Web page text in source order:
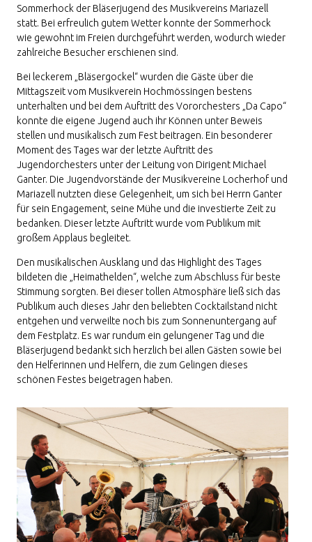
Sommerhock der Bläserjugend des Musikvereins Mariazell
statt. Bei erfreulich gutem Wetter konnte der Sommerhock
wie gewohnt im Freien durchgeführt werden, wodurch wieder
zahlreiche Besucher erschienen sind.
Bei leckerem „Bläsergockel“ wurden die Gäste über die
Mittagszeit vom Musikverein Hochmössingen bestens
unterhalten und bei dem Auftritt des Vororchesters „Da Capo“
konnte die eigene Jugend auch ihr Können unter Beweis
stellen und musikalisch zum Fest beitragen. Ein besonderer
Moment des Tages war der letzte Auftritt des
Jugendorchesters unter der Leitung von Dirigent Michael
Ganter. Die Jugendvorstände der Musikvereine Locherhof und
Mariazell nutzten diese Gelegenheit, um sich bei Herrn Ganter
für sein Engagement, seine Mühe und die investierte Zeit zu
bedanken. Dieser letzte Auftritt wurde vom Publikum mit
großem Applaus begleitet.
Den musikalischen Ausklang und das Highlight des Tages
bildeten die „Heimathelden“, welche zum Abschluss für beste
Stimmung sorgten. Bei dieser tollen Atmosphäre ließ sich das
Publikum auch dieses Jahr den beliebten Cocktailstand nicht
entgehen und verweilte noch bis zum Sonnenuntergang auf
dem Festplatz. Es war rundum ein gelungener Tag und die
Bläserjugend bedankt sich herzlich bei allen Gästen sowie bei
den Helferinnen und Helfern, die zum Gelingen dieses
schönen Festes beigetragen haben.